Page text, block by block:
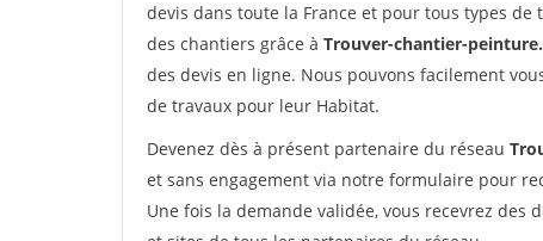
devis dans toute la France et pour tous types
des chantiers grâce à Trouver-chantier-
des devis en ligne. Nous pouvons facilement
de travaux pour leur Habitat.
Devenez dès à présent partenaire du réseau
et sans engagement via notre formulaire pour
Une fois la demande validée, vous recevrez